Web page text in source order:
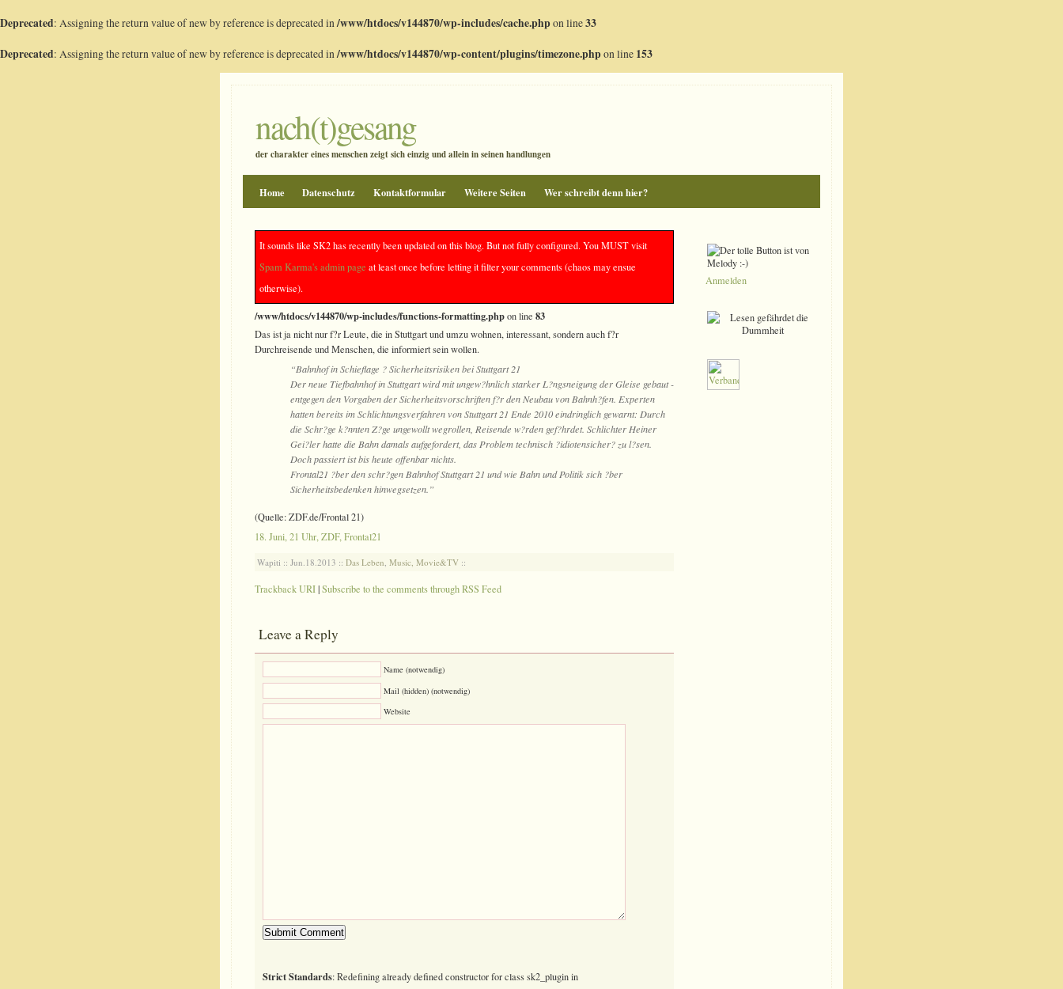
Deprecated: Assigning the return value of new by reference is deprecated in/www/htdocs/v144870/wp-includes/cache.phpon line33
Deprecated: Assigning the return value of new by reference is deprecated in/www/htdocs/v144870/wp-content/plugins/timezone.phpon line 153
nach(t)gesang
der charakter eines menschen zeigt sich einzig und allein in seinen handlungen
Home Datenschutz Kontaktformular Weitere Seiten Wer schreibt denn hier?
Fernsehtipp f?r heute Abend
Deprecated
/www/htdocs/v144870/wp-includes/functions-formatting.phpon line 83
Das ist ja nicht nur f?r Leute, die in Stuttgart und umzu wohnen, interessant, sondern auch f?r
Durchreisende und Menschen, die informiert sein wollen.
“Bahnhof in Schieflage ? Sicherheitsrisiken bei Stuttgart 21
Der neue Tiefbahnhof in Stuttgart wird mit ungew?hnlich starker L?ngsneigung der Gleise gebaut -
entgegen den Vorgaben der Sicherheitsvorschriften f?r den Neubau von Bahnh?fen. Experten
hatten bereits im Schlichtungsverfahren von Stuttgart 21 Ende 2010 eindringlich gewarnt: Durch
die Schr?ge k?nnten Z?ge ungewollt wegrollen, Reisende w?rden gef?hrdet. Schlichter Heiner
Gei?ler hatte die Bahn damals aufgefordert, das Problem technisch ?idiotensicher? zu l?sen.
Doch passiert ist bis heute offenbar nichts.
Frontal21 ?ber den schr?gen Bahnhof Stuttgart 21 und wie Bahn und Politik sich ?ber
Sicherheitsbedenken hinwegsetzen.”
(Quelle: ZDF.de/Frontal 21)
18. Juni, 21 Uhr, ZDF, Frontal21
Wapiti :: Jun.18.2013 :: Das Leben, Music, Movie&TV::
Trackback URI|Subscribe to the comments through RSS Feed
Leave a Reply
Name (notwendig)
Mail (hidden) (notwendig)
Website
Strict Standards: Redefining already defined constructor for class sk2_plugin in
It sounds like SK2 has recently been updated on this blog. But not fully configured. You MUST visit
Spam Karma's admin page at least once before letting it filter your comments (chaos may ensue
otherwise).
Anmelden